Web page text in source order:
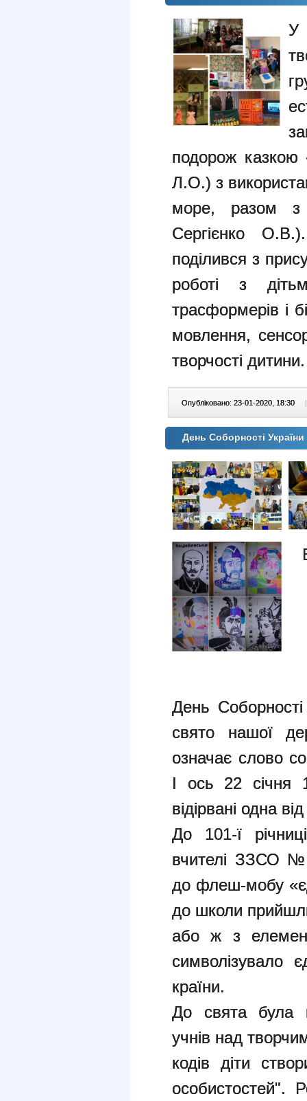
У
подорож казкою
Л.О.) з
море, разом з
Сергієнко
поділився з
роботі з
трасформерів і
мовлення,
творчості дитини.
Опубліковано: 23-01-2020, 18:30 |
День Соборності
День
свято нашої
означає слово
І ось 22 січня
відірвані одна
До 101-ї
вчителі ЗЗСО
до флеш-мобу
до школи
або ж з
символізувало
країни.
До свята була
учнів над
кодів діти
особистостей".